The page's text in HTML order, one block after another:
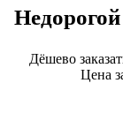
Дёшево
Цена